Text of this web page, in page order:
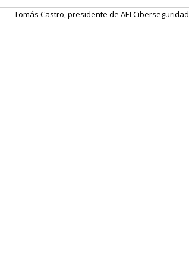
Tomás Castro, presidente de AEI Ciberseguridad